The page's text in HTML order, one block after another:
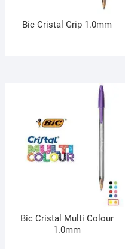
Bic Cristal Grip 1.0mm
Bic Cristal Multi Colour
1.0mm